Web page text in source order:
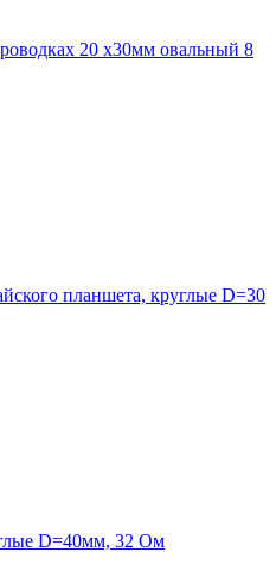
20 х30мм овальный 8
планшета, круглые D=30
D=40мм, 32 Ом